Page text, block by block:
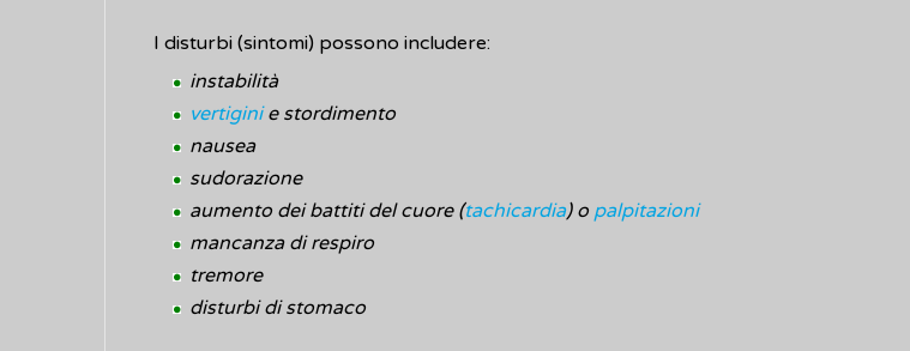
I disturbi (sintomi) possono includere:
instabilità
vertiginie stordimento
nausea
sudorazione
aumento dei battiti del cuore (tachicardia) o palpitazioni
mancanza di respiro
tremore
disturbi di stomaco